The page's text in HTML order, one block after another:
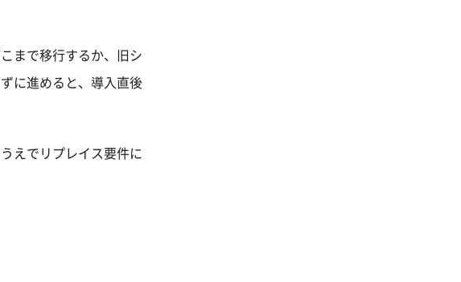
まで移行するか、旧シ
に進めると、導入直後
えでリプレイス要件に